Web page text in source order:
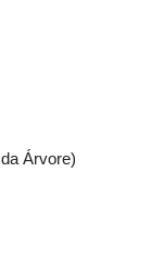
Árvore)